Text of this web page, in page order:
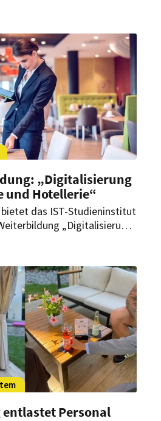
profitieren.
„Digitalisierung
und Hotellerie“
bietet das IST-Studieninstitut
„Digitalisierung
um nicht nur Kosten zu
zu generieren, sondern
zu entlasten.
Personal